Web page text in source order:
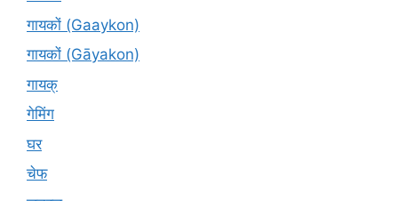
गायकों (Gaaykon)
गायकों (Gāyakon)
गायक्
गेमिंग
घर
चेफ